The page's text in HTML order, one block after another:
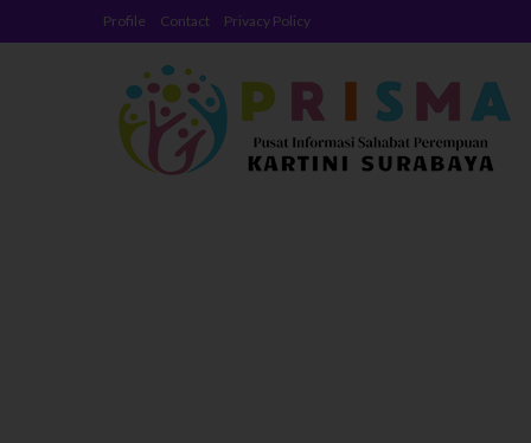
Profile Contact Privacy Policy